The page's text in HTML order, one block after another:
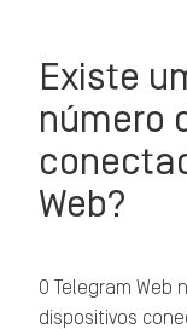
Existe
número
Web?
O Telegram Web
dispositivos